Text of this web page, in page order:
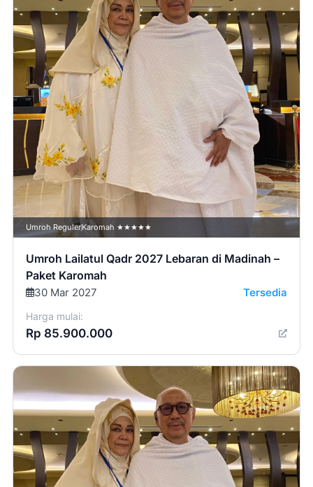
Umroh RegulerKaromah ★★★★★
Umroh Lailatul Qadr 2027 Lebaran di Madinah –
Paket Karomah
30 Mar 2027 Tersedia
Harga mulai:
Rp 85.900.000